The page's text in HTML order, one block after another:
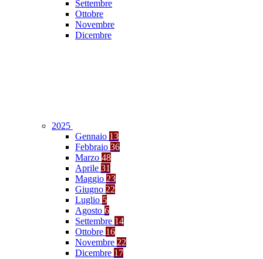
Settembre
Ottobre
Novembre
Dicembre
2025
Gennaio 13
Febbraio 36
Marzo 48
Aprile 31
Maggio 23
Giugno 22
Luglio 5
Agosto 6
Settembre 14
Ottobre 16
Novembre 22
Dicembre 17